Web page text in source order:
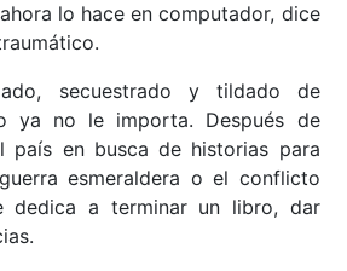
lo hace en computador, dice
secuestrado y tildado de
ya no le importa. Después de
país en busca de historias para
esmeraldera o el conflicto
dedica a terminar un libro, dar